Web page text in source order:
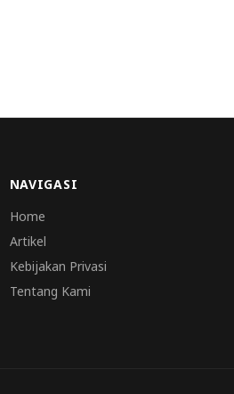
NAVIGASI
Home
Artikel
Kebijakan Privasi
Tentang Kami